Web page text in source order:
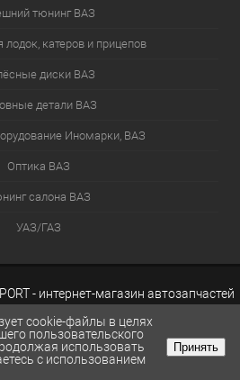
тюнинг ВАЗ
лодок, катеров и прицепов
диски ВАЗ
детали ВАЗ
Иномарки, ВАЗ
Оптика ВАЗ
салона ВАЗ
УАЗ/ГАЗ
- интернет-магазин автозапчастей
ВАЗ.Разработка сайтов KWEBEK.RU
КОРЗИНА 0
cookie-файлы в целях
пользовательского
использовать
с использованием
Принять